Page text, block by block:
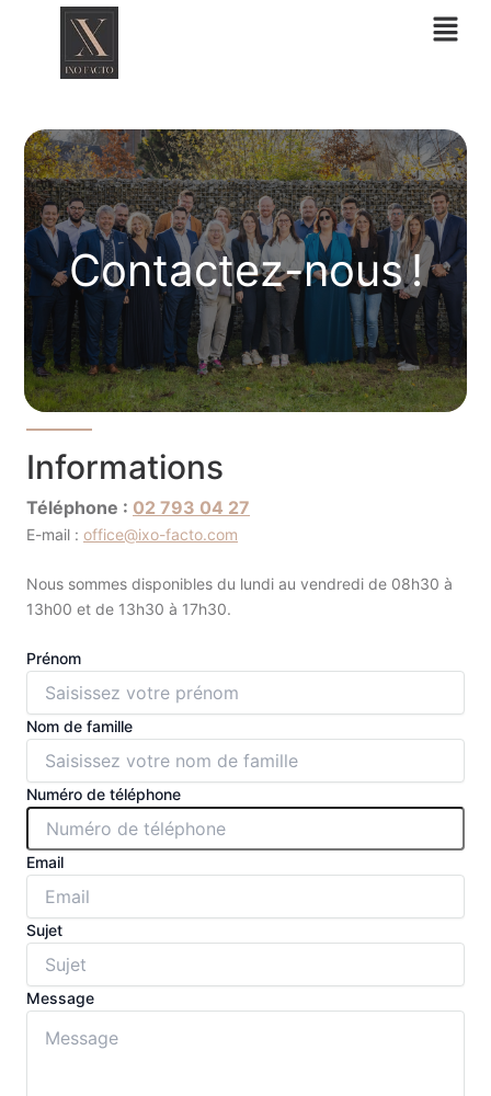
Contactez-nous !
Informations
Téléphone : 02 793 04 27
E-mail : office@ixo-facto.com
Nous sommes disponibles du lundi au vendredi de 08h30 à
13h00 et de 13h30 à 17h30.
Prénom
Nom de famille
Numéro de téléphone
Email
Sujet
Message